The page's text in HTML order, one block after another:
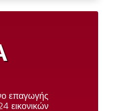
επαγωγής
εικονικών